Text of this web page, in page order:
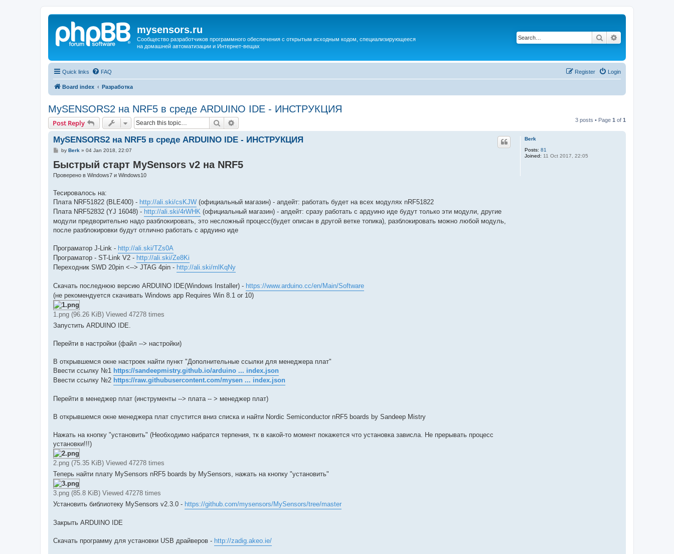
mysensors.ru
Сообщество разработчиков программного обеспечения с открытым исходным кодом, специализирующееся
на домашней автоматизации и Интернет-вещах
Search
Quick links FAQ Login
Register
Board index Разработка
MySENSORS2 на NRF5 в среде ARDUINO IDE - ИНСТРУКЦИЯ
Post Reply Search 3 posts • Page 1 of 1
Berk
Posts: 81
Joined: 11 Oct 2017, 22:05
MySENSORS2 на NRF5 в среде ARDUINO IDE - ИНСТРУКЦИЯ
P
s
t
by Berk » 04 Jan 2018, 22:07
Быстрый старт MySensors v2 на NRF5
Проверено в Windows7 и Windows10
Тесировалось на:
Плата NRF51822 (BLE400) - http://ali.ski/csKJW (официальный магазин) - апдейт: работать будет на всех модулях nRF51822
Плата NRF52832 (YJ 16048) - http://ali.ski/4rWHK (официальный магазин) - апдейт: сразу работать с ардуино иде будут только эти модули, другие
модули предворительно надо разблокировать, это несложный процесс(будет описан в другой ветке топика), разблокировать можно любой модуль,
после разблокировки будут отлично работать с ардуино иде
Програматор J-Link - http://ali.ski/TZs0A
Програматор - ST-Link V2 - http://ali.ski/Ze8Ki
Переходник SWD 20pin <--> JTAG 4pin - http://ali.ski/mlKqNy
Скачать последнюю версию ARDUINO IDE(Windows Installer) - https://www.arduino.cc/en/Main/Software
(не рекомендуется скачивать Windows app Requires Win 8.1 or 10)
1.png (96.26 KiB) Viewed 47278 times
Запустить ARDUINO IDE.
Перейти в настройки (файл --> настройки)
В открывшемся окне настроек найти пункт "Дополнительные ссылки для менеджера плат"
Ввести ссылку №1 https://sandeepmistry.github.io/arduino ... index.json
Ввести ссылку №2 https://raw.githubusercontent.com/mysen ... index.json
Перейти в менеджер плат (инструменты --> плата -- > менеджер плат)
В открывшемся окне менеджера плат спустится вниз списка и найти Nordic Semiconductor nRF5 boards by Sandeep Mistry
Нажать на кнопку "установить" (Необходимо набратся терпения, тк в какой-то момент покажется что установка зависла. Не прерывать процесс
установки!!!)
2.png (75.35 KiB) Viewed 47278 times
Теперь найти плату MySensors nRF5 boards by MySensors, нажать на кнопку "установить"
3.png (85.8 KiB) Viewed 47278 times
Установить библиотеку MySensors v2.3.0 - https://github.com/mysensors/MySensors/tree/master
Закрыть ARDUINO IDE
Скачать программу для установки USB драйверов - http://zadig.akeo.ie/